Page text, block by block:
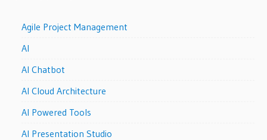
Agile Project Management
AI
AI Chatbot
AI Cloud Architecture
AI Powered Tools
AI Presentation Studio